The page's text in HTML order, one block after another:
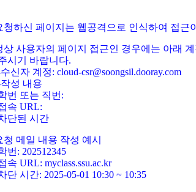
청하신 페이지는 웹공격으로 인식하여 접근
상 사용자의 페이지 접근인 경우에는 아래
시기 바랍니다.
신자 계정: cloud-csr@soongsil.dooray.com
성 내용
번 또는 직번:
속 URL:
단된 시간
청 메일 내용 작성 예시
번: 202512345
속 URL: myclass.ssu.ac.kr
단 시간: 2025-05-01 10:30 ~ 10:35